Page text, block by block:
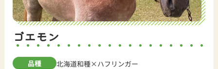
ゴエモン
品種
北海道和種×ハフリンガー